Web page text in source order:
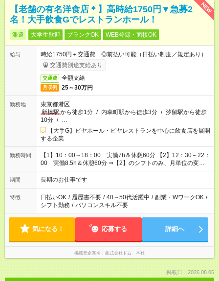
NEW
【老舗の有名洋食店＊】高時給1750円▼急募2
名！大手飲食Gでレストランホール！
派遣 大学生歓迎 ブランクOK WEB登録・面接OK
給与
時給1750円＋交通費 ◎前払い可能（日払い制度／規定あり）
交通費別途支給あり
交通費 全額支給
月収例 25～30万円
勤務地
東京都港区
新橋駅から徒歩1分 / 内幸町駅から徒歩3分 / 汐留駅から徒歩
10分 / …
【大手G】ビヤホール・ビヤレストランを中心に飲食店を展開
する企業
勤務時間
【1】10：00～18：00 実働7h＆休憩60分 【2】12：30～22：
00 実働8.5h＆休憩60分 ⇒【2】のシフトのみ、月単位の変形
労働制：160～177.1h/月（超過分は別途全額支給） ★時短相談
OK（6h～）
期間 長期のお仕事です
特徴 日払いOK / 履歴書不要 / 40～50代活躍中 / 副業・WワークOK /
シフト勤務 / パソコンスキル不要
気になる！ 応募する 詳細へ
掲載元企業名 株式会社ドム 本社
掲載日：2026.08.06